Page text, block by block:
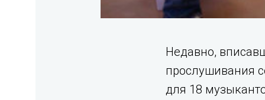
Недавно,
прослушивания
для 18